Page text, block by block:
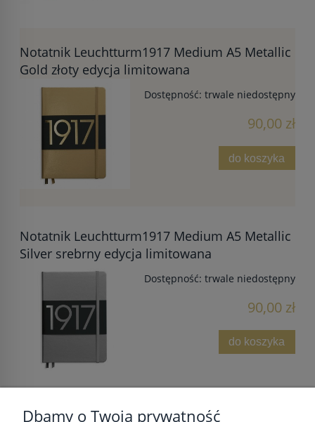
Notatnik Leuchtturm1917 Medium A5 Metallic
Gold złoty edycja limitowana
Dostępność: trwale niedostępny
90,00 zł
do koszyka
Notatnik Leuchtturm1917 Medium A5 Metallic
Silver srebrny edycja limitowana
Dostępność: trwale niedostępny
90,00 zł
do koszyka
Dbamy o Twoją prywatność